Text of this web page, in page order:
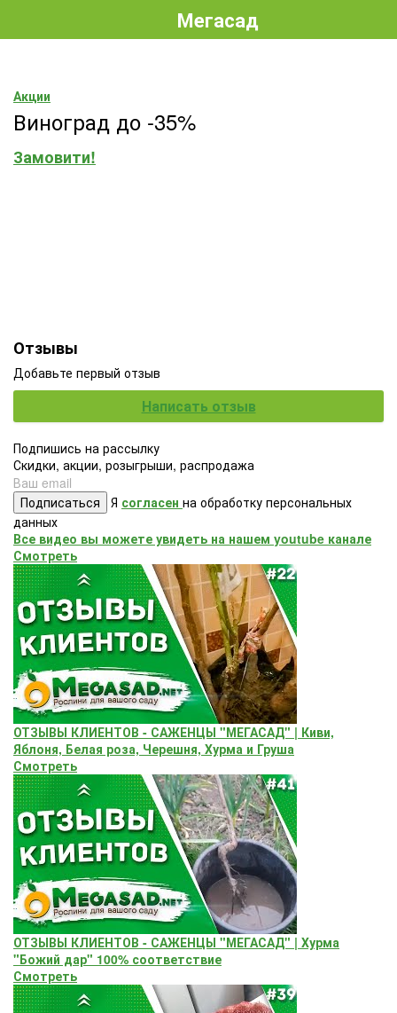
Мегасад
Акции
Виноград до -35%
Замовити!
Отзывы
Добавьте первый отзыв
Написать отзыв
Подпишись на рассылку
Скидки, акции, розыгрыши, распродажа
Подписаться Я согласен на обработку персональных
данных
Все видео вы можете увидеть на нашем youtube канале
Смотреть
ОТЗЫВЫ КЛИЕНТОВ - САЖЕНЦЫ "МЕГАСАД" | Киви,
Яблоня, Белая роза, Черешня, Хурма и Груша
Смотреть
ОТЗЫВЫ КЛИЕНТОВ - САЖЕНЦЫ "МЕГАСАД" | Хурма
"Божий дар" ​100% соответствие
Смотреть